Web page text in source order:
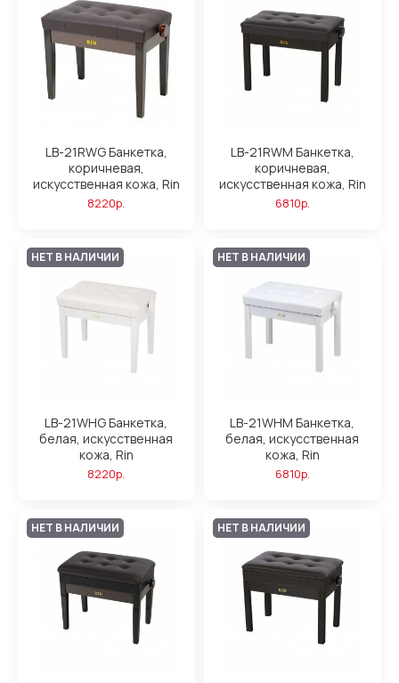
LB-21RWG Банкетка,
коричневая,
искусственная кожа, Rin
8220р.
LB-21RWM Банкетка,
коричневая,
искусственная кожа, Rin
6810р.
НЕТ В НАЛИЧИИ
LB-21WHG Банкетка,
белая, искусственная
кожа, Rin
8220р.
НЕТ В НАЛИЧИИ
LB-21WHM Банкетка,
белая, искусственная
кожа, Rin
6810р.
НЕТ В НАЛИЧИИ НЕТ В НАЛИЧИИ